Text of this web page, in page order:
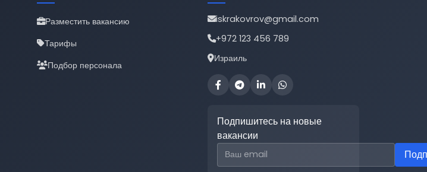
Разместить вакансию
Тарифы
Подбор персонала
iskrakovrov@gmail.com
+972 123 456 789
Израиль
Подпишитесь на новые
вакансии
Email для подписки